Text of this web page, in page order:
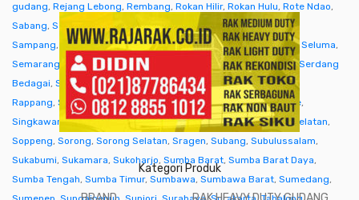
gudang, Rejang Lebong, Rembang, Rokan Hilir, Rokan Hulu, Rote Ndao,
Sabang, Sabu Raijua ,Salatiga,Samarinda,Sambas,Samosir,
Sampang, Sanggau,Sarmi,Sarolangun,Sawahlunto,Sekadau,Seluma,
Semarang
Seram Bagian Barat Seram Bagian Timur,Serang,Serdang
Bedagai, Seruyan (Kuala Pembuang),Siak, Sibolga,Sidenreng
Rappang, Sidoarjo,Sigi,Sijunjung,Sikka,Simalungun,Simeulue,
Singkawang,Sinjai,Sintang,Situbondo,Sleman,Solok,Solok Selatan,
Soppeng, Sorong, Sorong Selatan, Sragen, Subang, Subulussalam,
Sukabumi, Sukamara, Sukoharjo, Sumba Barat, Sumba Barat Daya,
Sumba Tengah, Sumba Timur, Sumbawa, Sumbawa Barat, Sumedang,
Kategori Produk